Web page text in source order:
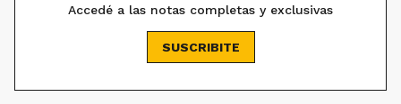
Accedé a las notas completas y exclusivas
SUSCRIBITE